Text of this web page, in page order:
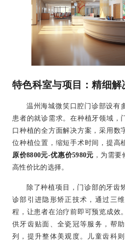
特色科室与项目：精细解
温州海城微笑口腔门诊部设有
患者的就诊需求。在种植牙领域，
口种植的全方面解决方案，采用数
位种植位置，缩短手术时间，提高
原价8800元-优惠价5980元 ，为需
高性价比的选择。
除了种植项目，门诊部的牙齿
诊部引进隐形矫正技术，通过三
程，让患者在治疗前即可预览成效
供牙齿贴面、全瓷冠等服务，帮
列，提升整体美观度。儿童齿科